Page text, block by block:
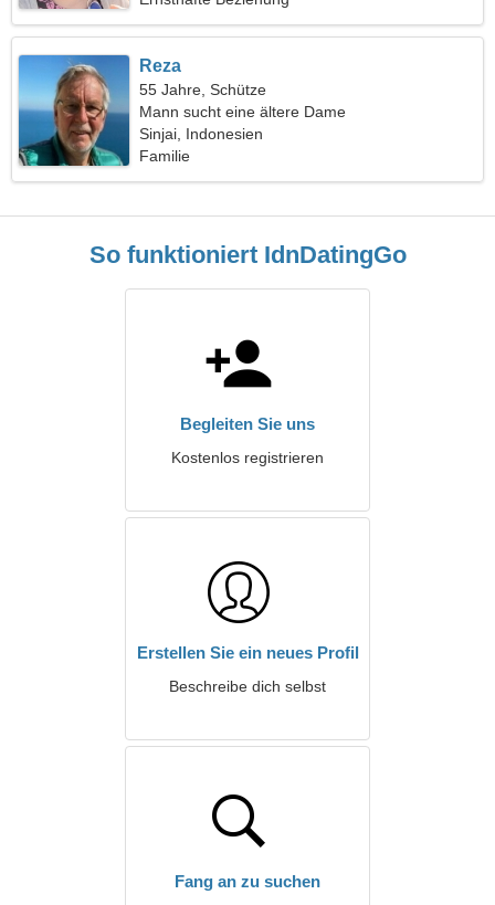
Reza
55 Jahre, Schütze
Mann sucht eine ältere Dame
Sinjai, Indonesien
Familie
So funktioniert IdnDatingGo
Begleiten Sie uns
Kostenlos registrieren
Erstellen Sie ein neues Profil
Beschreibe dich selbst
Fang an zu suchen